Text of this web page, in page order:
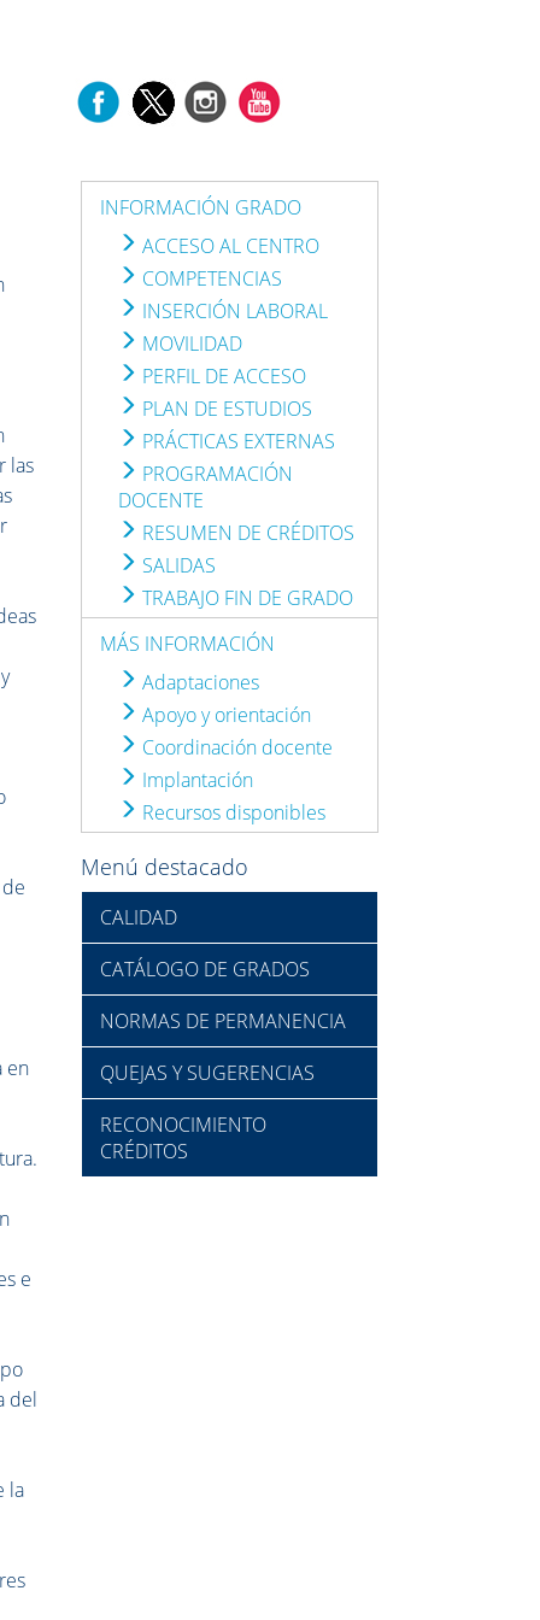
las
en
e
del
la
INFORMACIÓN GRADO
ACCESO AL CENTRO
COMPETENCIAS
INSERCIÓN LABORAL
MOVILIDAD
PERFIL DE ACCESO
PLAN DE ESTUDIOS
PRÁCTICAS EXTERNAS
PROGRAMACIÓN
DOCENTE
RESUMEN DE CRÉDITOS
SALIDAS
TRABAJO FIN DE GRADO
MÁS INFORMACIÓN
Adaptaciones
Apoyo y orientación
Coordinación docente
Implantación
Recursos disponibles
Menú destacado
CALIDAD
CATÁLOGO DE GRADOS
NORMAS DE PERMANENCIA
QUEJAS Y SUGERENCIAS
RECONOCIMIENTO
CRÉDITOS